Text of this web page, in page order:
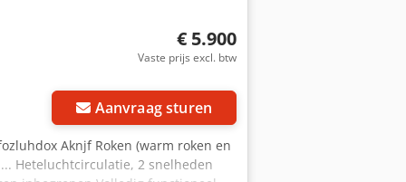
€ 5.900
Vaste prijs excl. btw
Aanvraag sturen
Aknjf Roken (warm roken en
Heteluchtcirculatie, 2 snelheden